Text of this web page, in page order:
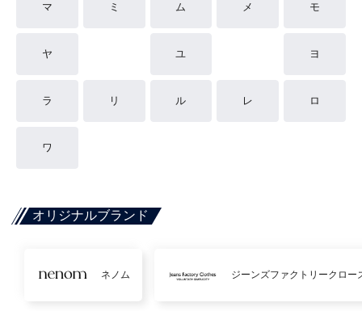
マ ミ ム メ モ
ヤ ユ ヨ
ラ リ ル レ ロ
ワ
オリジナルブランド
ネノム ジーンズファクトリークロー